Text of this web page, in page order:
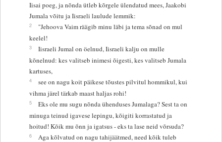
Iisai poeg, ja nõnda ütleb kõrgele ülendatud mees, Jaakobi
Jumala võitu ja Iisraeli laulude lemmik:
2
"Jehoova Vaim räägib minu läbi ja tema sõnad on mul
keelel!
3
Iisraeli Jumal on öelnud, Iisraeli kalju on mulle
kõnelnud: kes valitseb inimesi õigesti, kes valitseb Jumala
kartuses,
4
see on nagu koit päikese tõustes pilvitul hommikul, kui
vihma järel tärkab maast haljas rohi!
5
Eks ole mu sugu nõnda ühenduses Jumalaga? Sest ta on
minuga teinud igavese lepingu, kõigiti korrastatud ja
hoitud! Kõik mu õnn ja igatsus - eks ta lase neid võrsuda?
6
Aga kõlvatud on nagu tahijäätmed, need kõik tuleb